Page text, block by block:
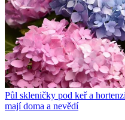
Půl skleničky pod keř a
mají doma a nevědí